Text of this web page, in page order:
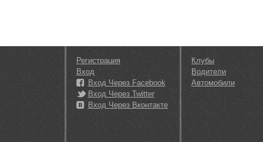
Регистрация
Вход
Вход Через Facebook
Вход Через Twitter
Вход Через Вконтакте
Клубы
Водители
Автомобили